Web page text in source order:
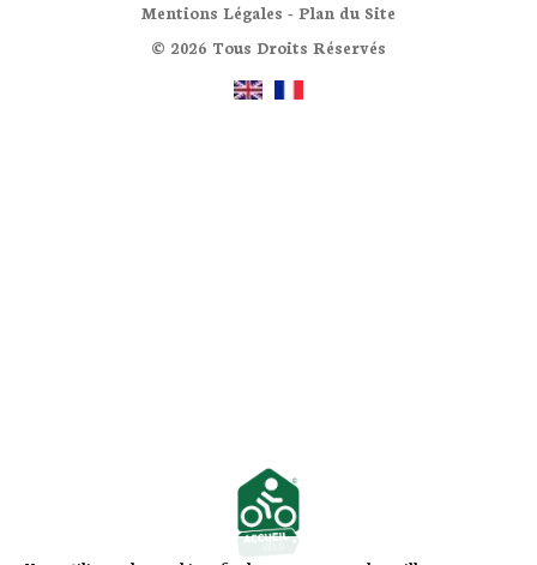
Mentions Légales - Plan du Site
© 2026 Tous Droits Réservés